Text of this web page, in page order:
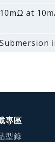
10mΩ at
Submersion
專區
型錄